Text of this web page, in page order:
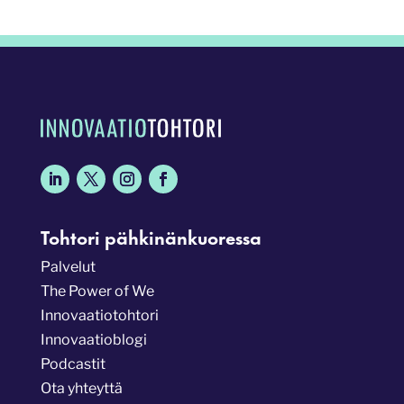
Tohtori pähkinänkuoressa
Palvelut
The Power of We
Innovaatiotohtori
Innovaatioblogi
Podcastit
Ota yhteyttä